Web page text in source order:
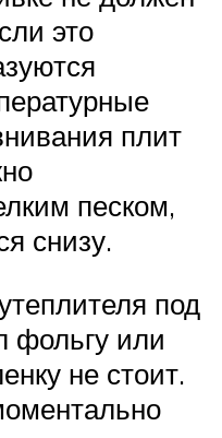
это
плит
песком,
снизу.
под
фольгу или
не стоит.